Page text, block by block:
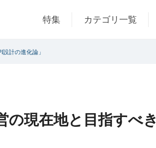
特集 カテゴリ一覧
計の進化論」
の現在地と目指すべき